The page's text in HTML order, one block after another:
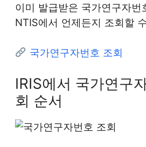
이미 발급받은 국가연구자번
NTIS에서 언제든지 조회할
국가연구자번호 조회
IRIS에서 국가연구
회 순서